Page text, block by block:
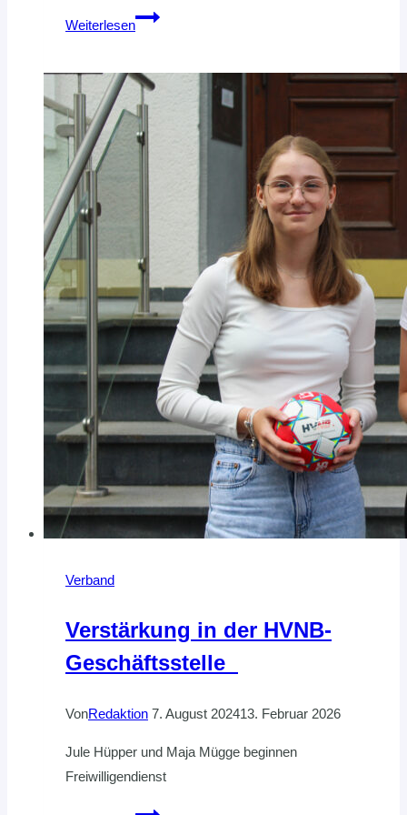
Weiterlesen
Neuer
Beachhandball
kommt
nach
Verband
Verstärkung in der HVNB-
Geschäftsstelle
VonRedaktion 7. August 202413. Februar 2026
Jule Hüpper und Maja Mügge beginnen
Freiwilligendienst